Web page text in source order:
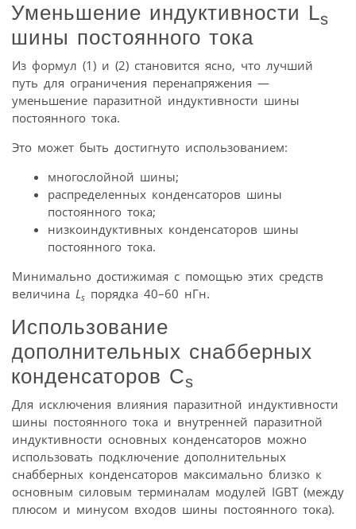
Уменьшение индуктивности Ls
шины постоянного тока
Из формул (1) и (2) становится ясно, что лучший
путь для ограничения перенапряжения —
уменьшение паразитной индуктивности шины
постоянного тока.
Это может быть достигнуто использованием:
многослойной шины;
распределенных конденсаторов шины
постоянного тока;
низкоиндуктивных конденсаторов шины
постоянного тока.
Минимально достижимая с помощью этих средств
величина Ls порядка 40–60 нГн.
Использование
дополнительных снабберных
конденсаторов Cs
Для исключения влияния паразитной индуктивности
шины постоянного тока и внутренней паразитной
индуктивности основных конденсаторов можно
использовать подключение дополнительных
снабберных конденсаторов максимально близко к
основным силовым терминалам модулей IGBT (между
плюсом и минусом входов шины постоянного тока).